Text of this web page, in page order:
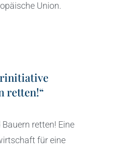
Union.
retten!“
retten! Eine
für eine